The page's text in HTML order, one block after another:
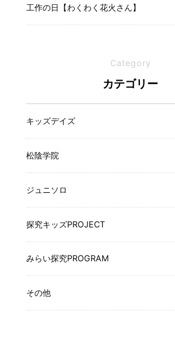
工作の日【わくわく花火さん】
Category
カテゴリー
キッズデイズ
松陰学院
ジュニソロ
探究キッズPROJECT
みらい探究PROGRAM
その他